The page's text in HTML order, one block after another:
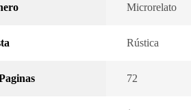
Microrelato
Rústica
72